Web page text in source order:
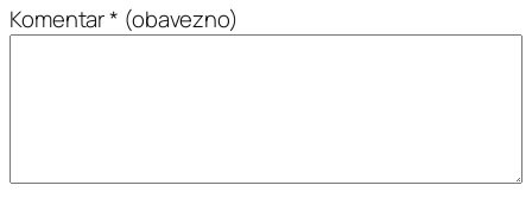
Komentar* (obavezno)